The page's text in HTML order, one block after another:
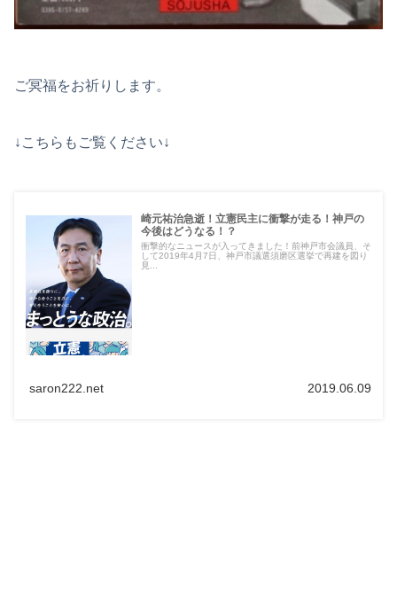
ご冥福をお祈りします。
↓こちらもご覧ください↓
崎元祐治急逝！立憲民主に衝撃が走る！神戸の
今後はどうなる！？
衝撃的なニュースが入ってきました！前神戸市会議員、そ
して2019年4月7日、神戸市議選須磨区選挙で再建を図り
見...
saron222.net 2019.06.09